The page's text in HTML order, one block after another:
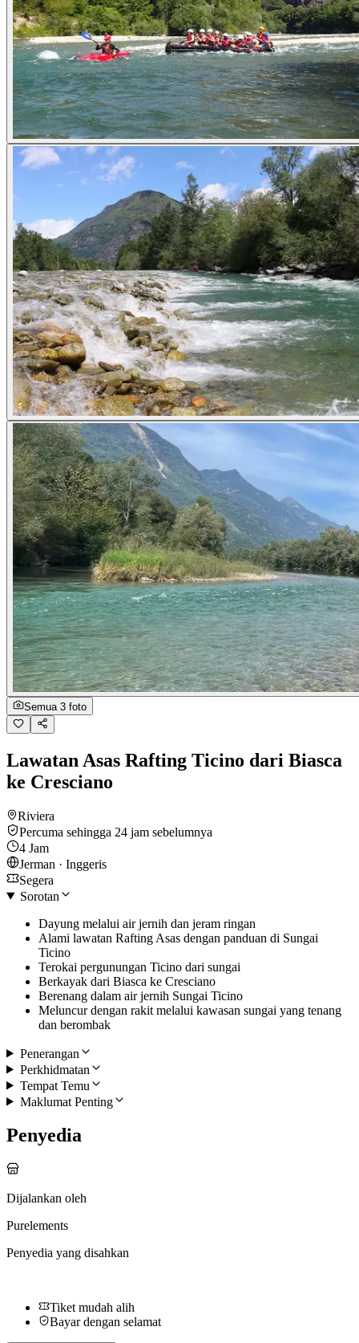
Semua 3 foto
Lawatan Asas Rafting Ticino dari Biasca
ke Cresciano
Riviera
Percuma sehingga 24 jam sebelumnya
4 Jam
Jerman · Inggeris
Segera
Sorotan
Dayung melalui air jernih dan jeram ringan
Alami lawatan Rafting Asas dengan panduan di Sungai
Ticino
Terokai pergunungan Ticino dari sungai
Berkayak dari Biasca ke Cresciano
Berenang dalam air jernih Sungai Ticino
Meluncur dengan rakit melalui kawasan sungai yang tenang
dan berombak
Penerangan
Perkhidmatan
Tempat Temu
Maklumat Penting
Penyedia
Dijalankan oleh
Purelements
Penyedia yang disahkan
Tiket mudah alih
Bayar dengan selamat